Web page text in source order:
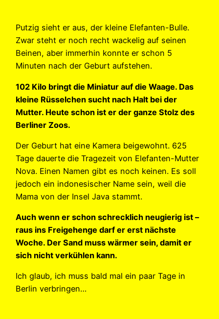
Putzig sieht er aus, der kleine Elefanten-Bulle.
Zwar steht er noch recht wackelig auf seinen
Beinen, aber immerhin konnte er schon 5
Minuten nach der Geburt aufstehen.
102 Kilo bringt die Miniatur auf die Waage. Das
kleine Rüsselchen sucht nach Halt bei der
Mutter. Heute schon ist er der ganze Stolz des
Berliner Zoos.
Der Geburt hat eine Kamera beigewohnt. 625
Tage dauerte die Tragezeit von Elefanten-Mutter
Nova. Einen Namen gibt es noch keinen. Es soll
jedoch ein indonesischer Name sein, weil die
Mama von der Insel Java stammt.
Auch wenn er schon schrecklich neugierig ist –
raus ins Freigehenge darf er erst nächste
Woche. Der Sand muss wärmer sein, damit er
sich nicht verkühlen kann.
Ich glaub, ich muss bald mal ein paar Tage in
Berlin verbringen…